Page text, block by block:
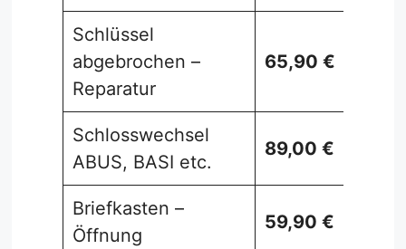
Schlüssel
abgebrochen –
Reparatur
65,90 €
Schlosswechsel
ABUS, BASI etc.
89,00 €
Briefkasten –
Öffnung
59,90 €